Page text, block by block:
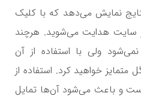
نمایش می‌دهد که با کلیک
هدایت می‌شوید. هرچند
نمی‌شود ولی با استفاده از آن
متمایز خواهید کرد. استفاده از
است و باعث می‌شود آن‌ها تمایل